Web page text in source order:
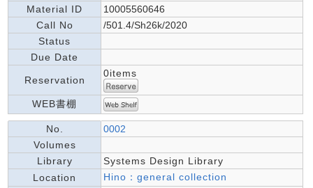
Material ID
10005560646
Call No
/501.4/Sh26k/2020
Status
Due Date
Reservation
0items
WEB書棚
No.
0002
Volumes
Library
Systems Design Library
Location
Hino：general collection